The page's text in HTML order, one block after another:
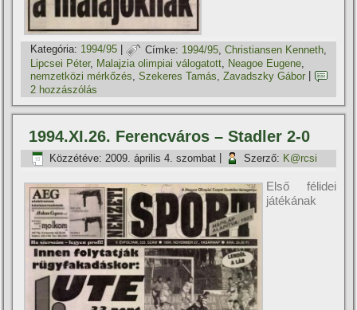
Kategória: 1994/95 | Címke: 1994/95 ,Christiansen Kenneth
Lipcsei Péter, Malajzia olimpiai válogatott, Neagoe Eugene,
nemzetközi mérkőzés ,Szekeres Tamás ,Zavadszky Gábor
2 hozzászólás
1994.XI.26. Ferencváros – Stadler 2-0
Közzétéve: 2009. április 4. szombat Szerző: K@rcsi
Első félidei
játékának